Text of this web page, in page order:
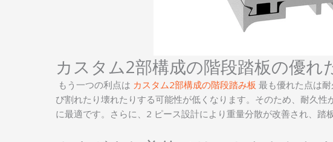
カスタム2部構成の階段踏板の優れ
もう一つの利点は カスタム2部構成の階段踏み板 最も優れた点は
び割れたり壊れたりする可能性が低くなります。そのため、耐久
に最適です。さらに、2 ピース設計により重量分散が改善され、踏